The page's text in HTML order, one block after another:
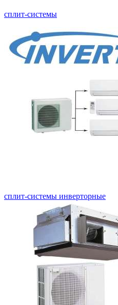
сплит-системы
сплит-системы инверторные